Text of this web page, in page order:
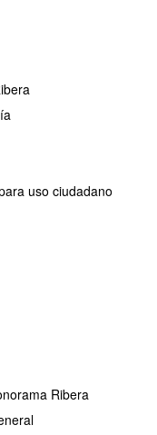
uso ciudadano
Ribera